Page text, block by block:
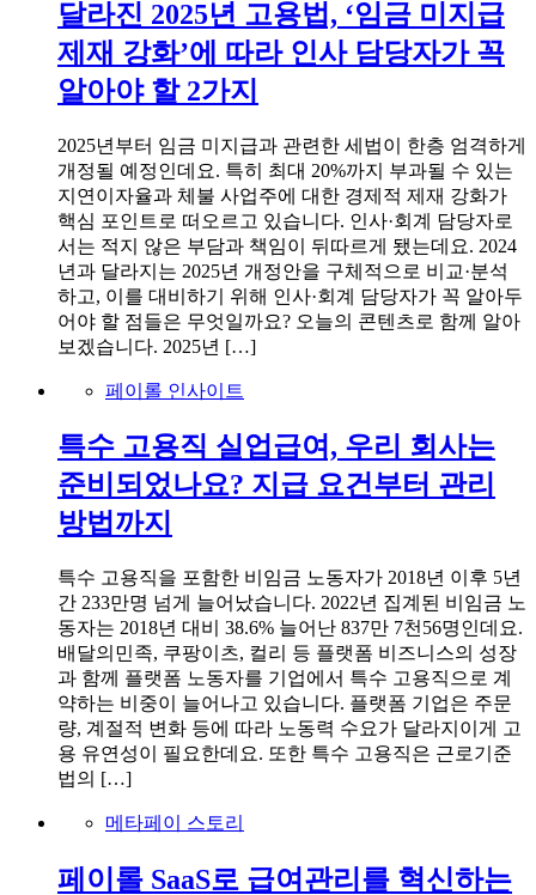
달라진 2025년 고용법, ‘임금 미지급
제재 강화’에 따라 인사 담당자가 꼭
알아야 할 2가지
2025년부터 임금 미지급과 관련한 세법이 한층 엄격하게
개정될 예정인데요. 특히 최대 20%까지 부과될 수 있는
지연이자율과 체불 사업주에 대한 경제적 제재 강화가
핵심 포인트로 떠오르고 있습니다. 인사·회계 담당자로
서는 적지 않은 부담과 책임이 뒤따르게 됐는데요. 2024
년과 달라지는 2025년 개정안을 구체적으로 비교·분석
하고, 이를 대비하기 위해 인사·회계 담당자가 꼭 알아두
어야 할 점들은 무엇일까요? 오늘의 콘텐츠로 함께 알아
보겠습니다. 2025년 […]
페이롤 인사이트
특수 고용직 실업급여, 우리 회사는
준비되었나요? 지급 요건부터 관리
방법까지
특수 고용직을 포함한 비임금 노동자가 2018년 이후 5년
간 233만명 넘게 늘어났습니다. 2022년 집계된 비임금 노
동자는 2018년 대비 38.6% 늘어난 837만 7천56명인데요.
배달의민족, 쿠팡이츠, 컬리 등 플랫폼 비즈니스의 성장
과 함께 플랫폼 노동자를 기업에서 특수 고용직으로 계
약하는 비중이 늘어나고 있습니다. 플랫폼 기업은 주문
량, 계절적 변화 등에 따라 노동력 수요가 달라지이게 고
용 유연성이 필요한데요. 또한 특수 고용직은 근로기준
법의 […]
메타페이 스토리
페이롤 SaaS로 급여관리를 혁신하는